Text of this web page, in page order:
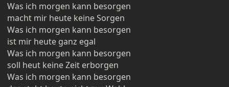
Was ich morgen kann besorgen
macht mir heute keine Sorgen
Was ich morgen kann besorgen
ist mir heute ganz egal
Was ich morgen kann besorgen
soll heut keine Zeit erborgen
Was ich morgen kann besorgen